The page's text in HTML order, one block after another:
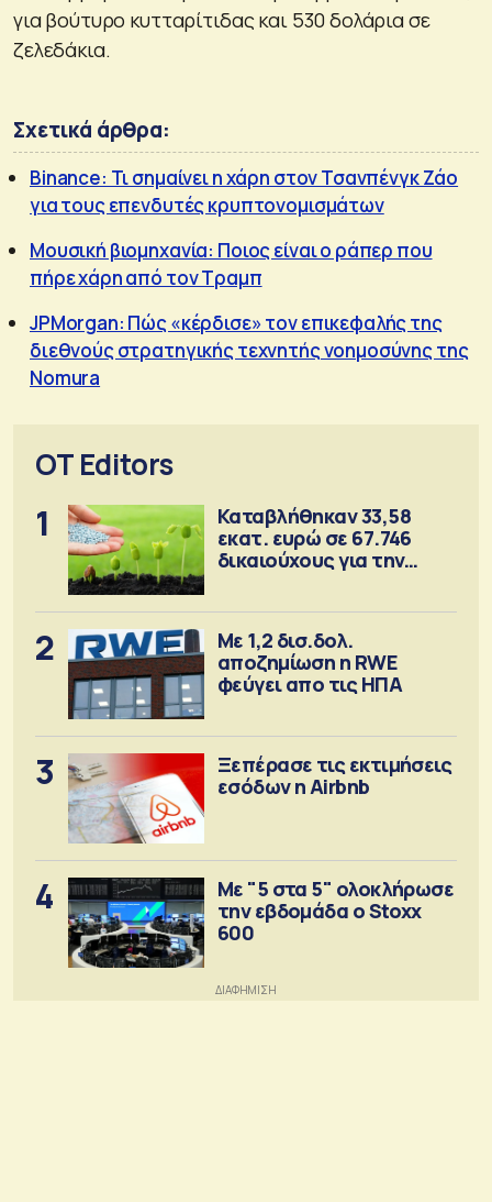
για βούτυρο κυτταρίτιδας και 530 δολάρια σε
ζελεδάκια.
Σχετικά άρθρα:
Binance: Τι σημαίνει η χάρη στον Τσανπένγκ Ζάο
για τους επενδυτές κρυπτονομισμάτων
Μουσική βιομηχανία: Ποιος είναι ο ράπερ που
πήρε χάρη από τον Τραμπ
JPMorgan: Πώς «κέρδισε» τον επικεφαλής της
διεθνούς στρατηγικής τεχνητής νοημοσύνης της
Nomura
OT Editors
1
Καταβλήθηκαν 33,58
εκατ. ευρώ σε 67.746
δικαιούχους για την
2
Με 1,2 δισ.δολ.
αποζημίωση η RWE
φεύγει απο τις ΗΠΑ
3
Ξεπέρασε τις εκτιμήσεις
εσόδων η Airbnb
4
Με "5 στα 5" ολοκλήρωσε
την εβδομάδα ο Stoxx
600